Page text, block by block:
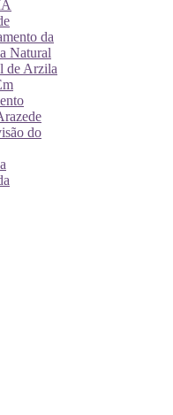
da
Natural
de Arzila
do